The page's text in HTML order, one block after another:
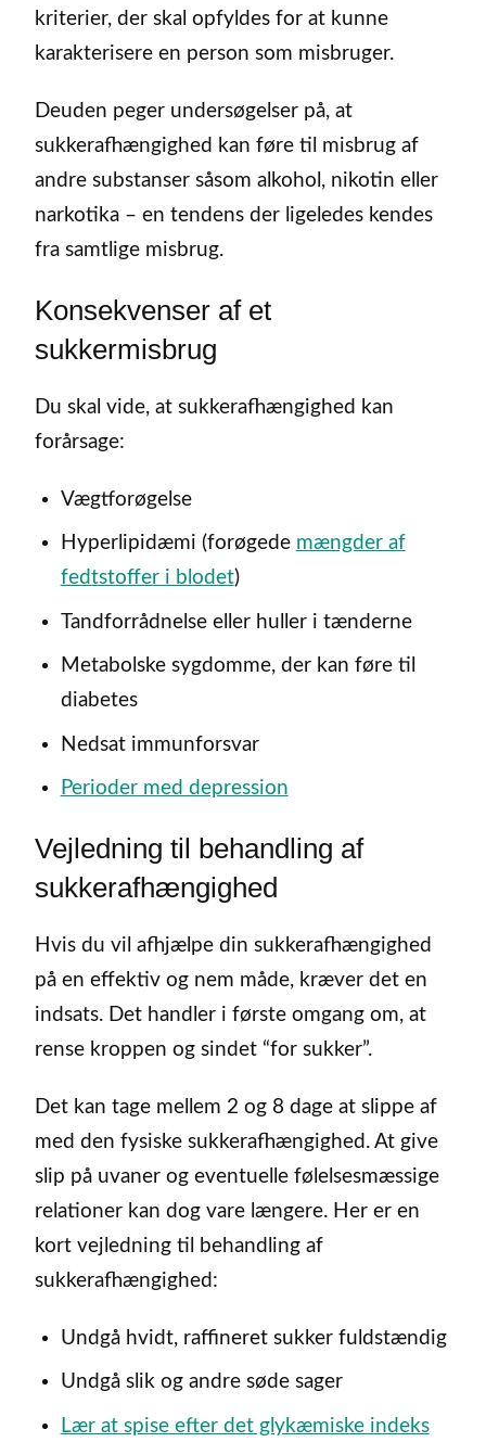
kriterier, der skal opfyldes for at kunne
karakterisere en person som misbruger.
Deuden peger undersøgelser på, at
sukkerafhængighed kan føre til misbrug af
andre substanser såsom alkohol, nikotin eller
narkotika – en tendens der ligeledes kendes
fra samtlige misbrug.
Konsekvenser af et
sukkermisbrug
Du skal vide, at sukkerafhængighed kan
forårsage:
Vægtforøgelse
Hyperlipidæmi (forøgede mængder af
fedtstoffer i blodet)
Tandforrådnelse eller huller i tænderne
Metabolske sygdomme, der kan føre til
diabetes
Nedsat immunforsvar
Perioder med depression
Vejledning til behandling af
sukkerafhængighed
Hvis du vil afhjælpe din sukkerafhængighed
på en effektiv og nem måde, kræver det en
indsats. Det handler i første omgang om, at
rense kroppen og sindet “for sukker”.
Det kan tage mellem 2 og 8 dage at slippe af
med den fysiske sukkerafhængighed. At give
slip på uvaner og eventuelle følelsesmæssige
relationer kan dog vare længere. Her er en
kort vejledning til behandling af
sukkerafhængighed:
Undgå hvidt, raffineret sukker fuldstændig
Undgå slik og andre søde sager
Lær at spise efter det glykæmiske indeks